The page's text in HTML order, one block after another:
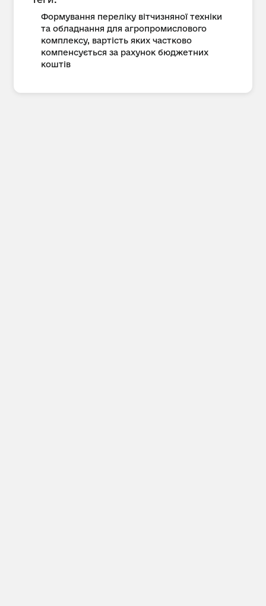
Формування переліку вітчизняної техніки
та обладнання для агропромислового
комплексу, вартість яких частково
компенсується за рахунок бюджетних
коштів